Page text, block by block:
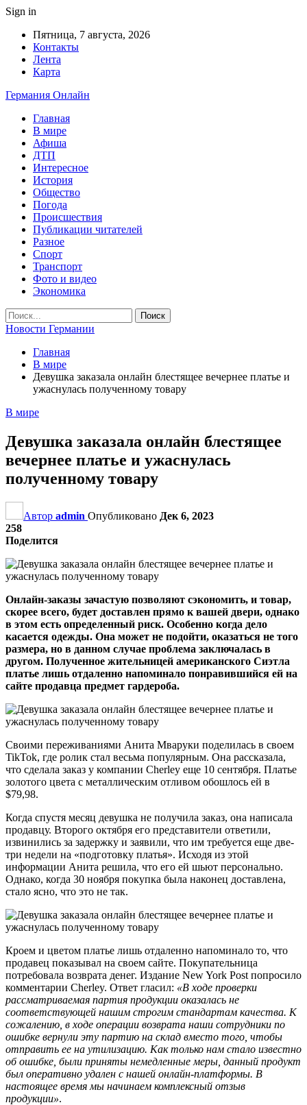
Sign in
Пятница, 7 августа, 2026
Контакты
Лента
Карта
Германия Онлайн
Главная
В мире
Афиша
ДТП
Интересное
История
Общество
Погода
Происшествия
Публикации читателей
Разное
Спорт
Транспорт
Фото и видео
Экономика
Новости Германии
Главная
В мире
Девушка заказала онлайн блестящее вечернее платье и
ужаснулась полученному товару
В мире
Девушка заказала онлайн блестящее
вечернее платье и ужаснулась
полученному товару
Автор admin Опубликовано Дек 6, 2023
258
Поделится
Онлайн-заказы зачастую позволяют сэкономить, и товар,
скорее всего, будет доставлен прямо к вашей двери, однако
в этом есть определенный риск. Особенно когда дело
касается одежды. Она может не подойти, оказаться не того
размера, но в данном случае проблема заключалась в
другом. Полученное жительницей американского Сиэтла
платье лишь отдаленно напоминало понравившийся ей на
сайте продавца предмет гардероба.
Своими переживаниями Анита Мваруки поделилась в своем
TikTok, где ролик стал весьма популярным. Она рассказала,
что сделала заказ у компании Cherley еще 10 сентября. Платье
золотого цвета с металлическим отливом обошлось ей в
$79,98.
Когда спустя месяц девушка не получила заказ, она написала
продавцу. Второго октября его представители ответили,
извинились за задержку и заявили, что им требуется еще две-
три недели на «подготовку платья». Исходя из этой
информации Анита решила, что его ей шьют персонально.
Однако, когда 30 ноября покупка была наконец доставлена,
стало ясно, что это не так.
Кроем и цветом платье лишь отдаленно напоминало то, что
продавец показывал на своем сайте. Покупательница
потребовала возврата денег. Издание New York Post попросило
комментарии Cherley. Ответ гласил: «В ходе проверки
рассматриваемая партия продукции оказалась не
соответствующей нашим строгим стандартам качества. К
сожалению, в ходе операции возврата наши сотрудники по
ошибке вернули эту партию на склад вместо того, чтобы
отправить ее на утилизацию. Как только нам стало известно
об ошибке, были приняты немедленные меры, данный продукт
был оперативно удален с нашей онлайн-платформы. В
настоящее время мы начинаем комплексный отзыв
продукции».